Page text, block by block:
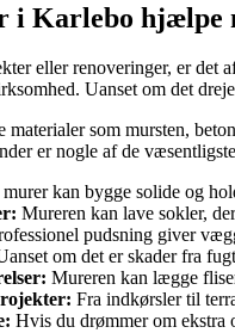
i Karlebo hjælpe
eller renoveringer, er det
Uanset om det
som mursten,
er nogle af de
kan bygge solide og
Mureren kan lave sokler,
pudsning giver
om det er skader fra
Mureren kan lægge
Fra indkørsler til
Hvis du drømmer om ekstra